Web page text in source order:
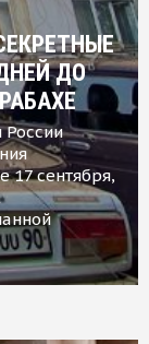
ДО
17 сентября,